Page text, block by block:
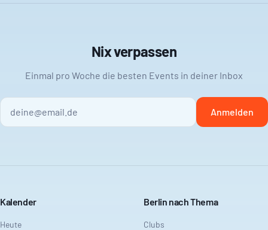
Nix verpassen
Einmal pro Woche die besten Events in deiner Inbox
Anmelden
Kalender
Heute
Berlin nach Thema
Clubs